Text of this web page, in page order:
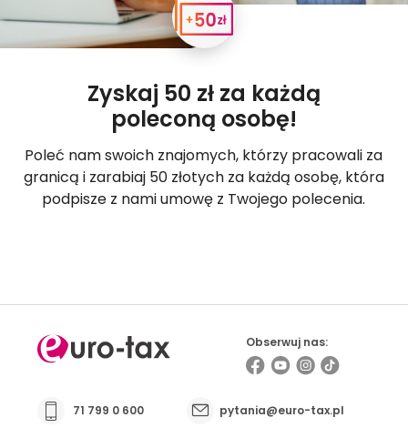
Zyskaj 50 zł za każdą
poleconą osobę!
Poleć nam swoich znajomych, którzy pracowali za
granicą i zarabiaj 50 złotych za każdą osobę, która
podpisze z nami umowę z Twojego polecenia.
71 799 0 600 pytania@euro-tax.pl
Obserwuj nas: